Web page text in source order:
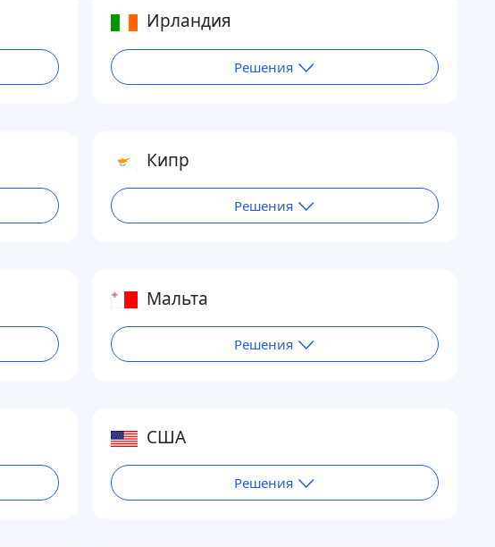
Ирландия
Решения
Кипр
Решения
Мальта
Решения
США
Решения